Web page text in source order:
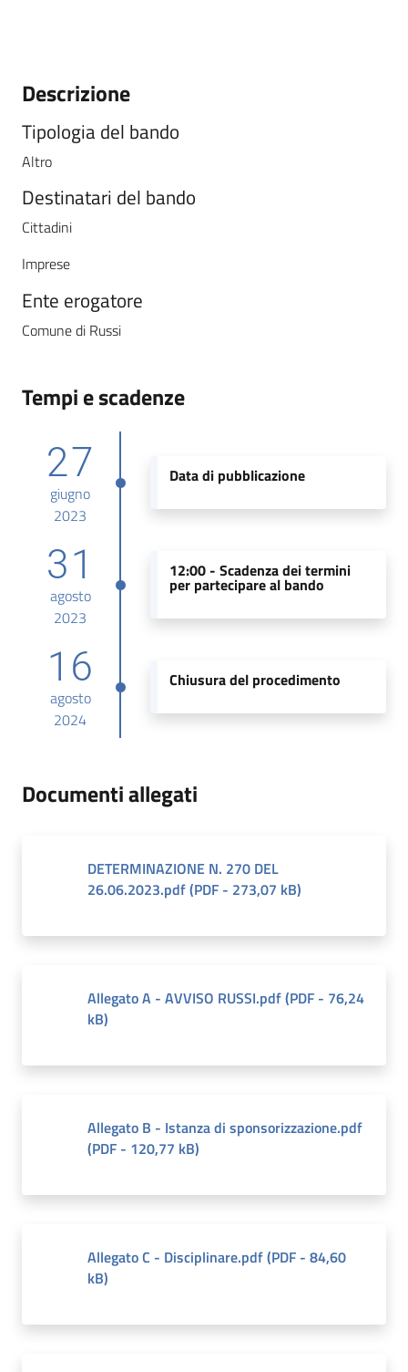
Descrizione
Tipologia del bando
Altro
Destinatari del bando
Cittadini
Imprese
Ente erogatore
Comune di Russi
Tempi e scadenze
27
giugno
2023
Data di pubblicazione
31
agosto
2023
12:00 - Scadenza dei termini
per partecipare al bando
16
agosto
2024
Chiusura del procedimento
Documenti allegati
DETERMINAZIONE N. 270 DEL
26.06.2023.pdf(PDF - 273,07 kB)
Allegato A - AVVISO RUSSI.pdf(PDF - 76,24
kB)
Allegato B - Istanza di sponsorizzazione.pdf
(PDF - 120,77 kB)
Allegato C - Disciplinare.pdf(PDF - 84,60
kB)